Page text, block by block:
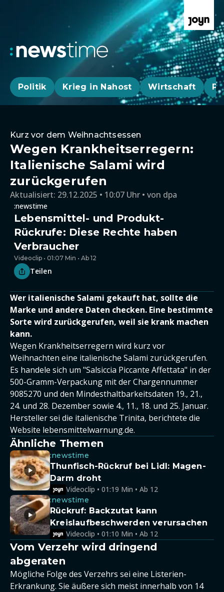
Politik Krieg in Nahost Wirtschaft
Kurz vor dem Weihnachtsessen
Wegen Krankheitserregern:
Italienische Salami wird
zurückgerufen
Aktualisiert: 29.12.2025 • 10:07 Uhr von dpa
:newstime
Lebensmittel- und Produkt-
Rückrufe: Diese Rechte haben
Verbraucher
Videoclip • 01:07 Min • Ab 12
Teilen
Wer italienische Salami gekauft hat, sollte die
Marke und andere Daten checken. Eine bestimmte
Sorte wird zurückgerufen, weil sie krank machen
kann.
Wegen Krankheitserregern wird kurz vor
Weihnachten eine italienische Salami zurückgerufen.
Es handele sich um "Salsiccia Piccante Affettata" in der
500-Gramm-Verpackung mit der Chargennummer
9085270 und den Mindesthaltbarkeitsdaten 19., 21.,
24. und 28. Dezember sowie 4., 11., 18. und 25. Januar.
Hersteller sei die italienische Trinita, berichtete die
Website lebensmittelwarnung.de.
Ähnliche Themen
:newstime
Thunfisch-Rückruf bei Lidl: Magen-
Darm droht
Videoclip • 01:19 Min • Ab 12
:newstime
Rückruf: Backzutat kann
Kreislaufbeschwerden verursachen
Videoclip • 01:10 Min • Ab 12
Vom Verzehr wird dringend
abgeraten
Mögliche Folge des Verzehrs sei eine Listerien-
Erkrankung. Sie äußere sich meist innerhalb von 14